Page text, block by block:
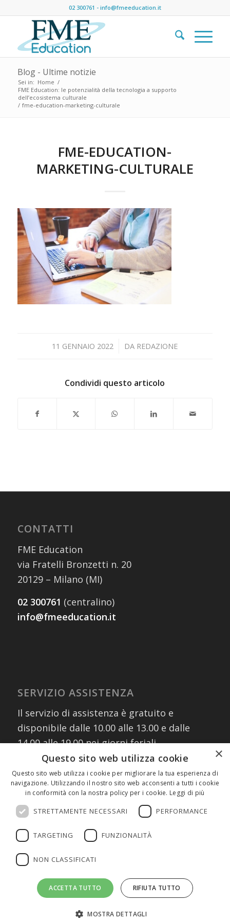
02 300761 - info@fmeeducation.it
Blog - Ultime notizie
Sei in: Home /
FME Education: le potenzialità della tecnologia a supporto
dell’ecosistema culturale
/ fme-education-marketing-culturale
FME-EDUCATION-
MARKETING-CULTURALE
11 GENNAIO 2022
/ DA REDAZIONE
Condividi questo articolo
CONTATTI
FME Education
via Fratelli Bronzetti n. 20
20129 – Milano (MI)
02 300761 (centralino)
info@fmeeducation.it
SERVIZIO ASSISTENZA
Il servizio di assistenza è gratuito e
disponibile dalle 10.00 alle 13.00 e dalle
14.00 alle 19.00 nei giorni feriali
contattando i numeri:
02 30076303
327 8882745(assistenza WhatsApp)
oppure scrivendo a:
info@fmeeducation.it
©2026 FME Education S.p.A. - Tutti i diritti riservati | P.IVA 08233380966
| Cap.Soc. € 1.000.000 I.V. | REA MI 2011580 |
Cookie
×
Questo sito web utilizza cookie
Questo sito web utilizza i cookie per migliorare la tua esperienza di
navigazione. Utilizzando il nostro sito web acconsenti a tutti i cookie
in conformità con la nostra policy per i cookie. Leggi di più
STRETTAMENTE NECESSARI PERFORMANCE
TARGETING FUNZIONALITÀ
NON CLASSIFICATI
ACCETTA TUTTO RIFIUTA TUTTO
MOSTRA DETTAGLI